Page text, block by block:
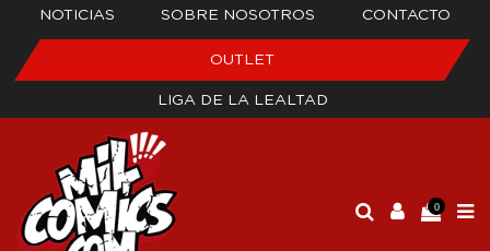
NOTICIAS SOBRE NOSOTROS CONTACTO
OUTLET
LIGA DE LA LEALTAD
0